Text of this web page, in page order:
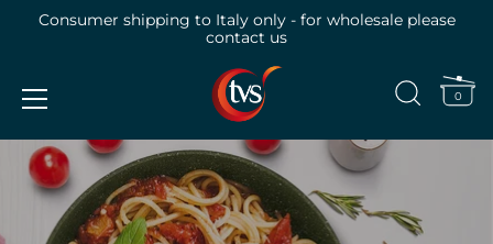
Skip
content
Consumer shipping to Italy only - for wholesale please
contact us
0